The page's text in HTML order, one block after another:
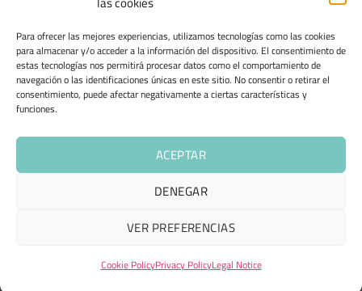
Para ofrecer las mejores experiencias, utilizamos tecnologías como las cookies
para almacenar y/o acceder a la información del dispositivo. El consentimiento de
estas tecnologías nos permitirá procesar datos como el comportamiento de
navegación o las identificaciones únicas en este sitio. No consentir o retirar el
consentimiento, puede afectar negativamente a ciertas características y
funciones.
ACEPTAR
DENEGAR
VER PREFERENCIAS
Cookie PolicyPrivacy PolicyLegal Notice
SEGURIDAD E INFRAESTRUCTURA & CLOUD
CONFIANZA & ESPECIALIZACIÓN
PRIVACY POLICY COOKIE POLICY (EU)
Copyright © 2025 - 360 group